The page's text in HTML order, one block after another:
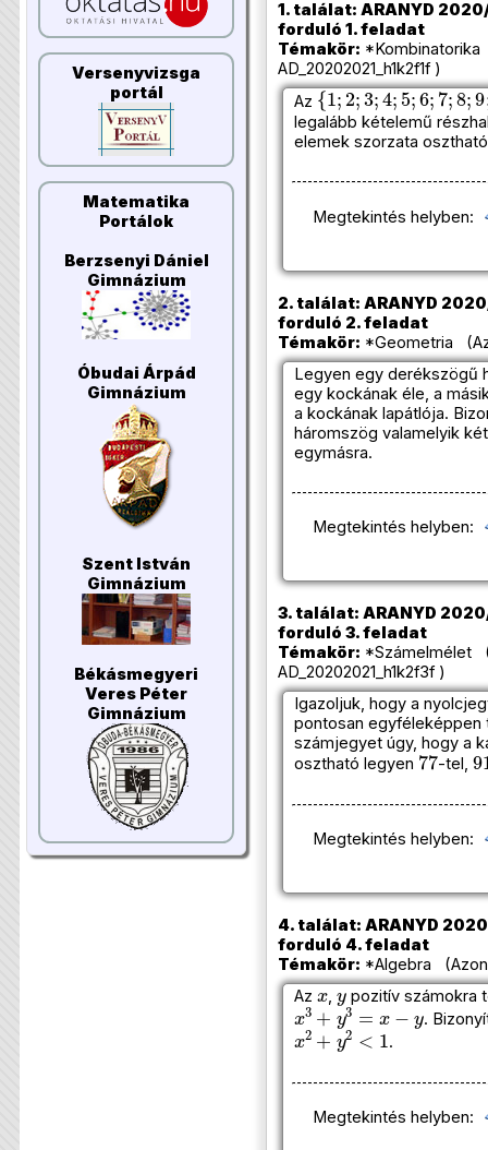
Versenyvizsga
portál
Matematika
Portálok
Berzsenyi Dániel
Gimnázium
Óbudai Árpád
Gimnázium
Szent István
Gimnázium
Békásmegyeri
Veres Péter
Gimnázium
1. találat: ARANYD
forduló 1. feladat
Témakör:
AD_20202021_h1k2f1f )
Az
{1;2;3;4;5;6;7;8;9;
legalább kételemű
elemek szorzata
Megtekintés helyben:
2. találat: ARANYD
forduló 2. feladat
Témakör: *Geometria
Legyen egy derékszögű
egy kockának éle, a
a kockának lapátlója.
háromszög valamelyik
egymásra.
Megtekintés helyben:
3. találat: ARANYD
forduló 3. feladat
Témakör: *Számelmélet
AD_20202021_h1k2f3f )
Igazoljuk, hogy a
pontosan egyféleképpen
számjegyet úgy, hogy a
osztható legyen
77
-tel,
Megtekintés helyben:
4. találat: ARANYD
forduló 4. feladat
Témakör: *Algebra
Az
x
,
y
pozitív számokra
x3 +y3=x−y
.
x2 + y2<1
.
Megtekintés helyben: